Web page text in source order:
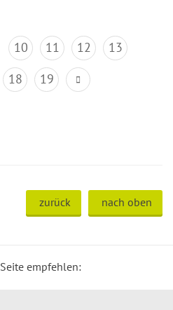
10 11 12
13
18 19
zurück nach oben
Seite empfehlen: